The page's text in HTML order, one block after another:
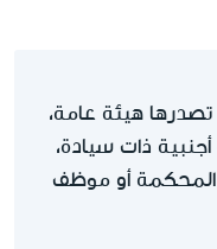
هيئة عامة،
ذات سيادة،
المحكمة أو موظف